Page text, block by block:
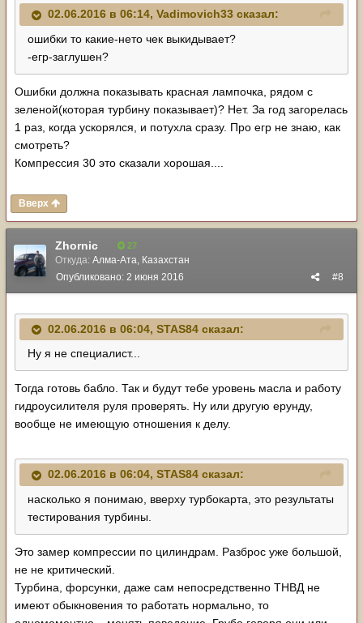
02.06.2016 в 06:14, Vadimovich33 сказал:
ошибки то какие-нето чек выкидывает?
-егр-заглушен?
Ошибки должна показывать красная лампочка, рядом с
зеленой(которая турбину показывает)? Нет. За год загорелась
1 раз, когда ускорялся, и потухла сразу. Про егр не знаю, как
смотреть?
Компрессия 30 это сказали хорошая....
Вверх
Zhornic 27
Откуда: Алма-Ата, Казахстан
#8
Опубликовано: 2 июня 2016
02.06.2016 в 06:04, STAS84 сказал:
Ну я не специалист...
Тогда готовь бабло. Так и будут тебе уровень масла и работу
гидроусилителя руля проверять. Ну или другую ерунду,
вообще не имеющую отношения к делу.
02.06.2016 в 06:04, STAS84 сказал:
насколько я понимаю, вверху турбокарта, это результаты
тестирования турбины.
Это замер компрессии по цилиндрам. Разброс уже большой,
не не критический.
Турбина, форсунки, даже сам непосредственно ТНВД не
имеют обыкновения то работать нормально, то